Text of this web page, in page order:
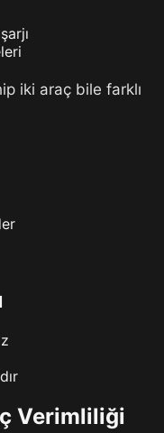
iki araç bile farklı
Verimliliği